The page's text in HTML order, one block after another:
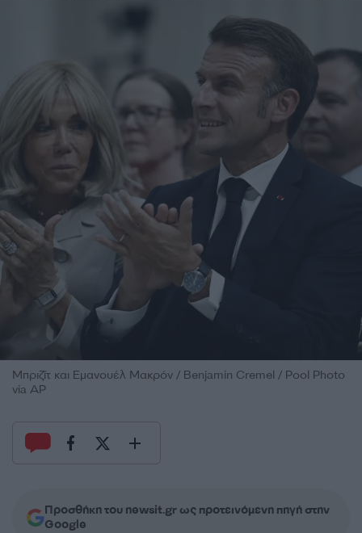
Μπριζίτ και Εμανουέλ Μακρόν / Benjamin Cremel / Pool Photo
via AP
Προσθήκη του newsit.gr ως προτεινόμενη πηγή στην
Google